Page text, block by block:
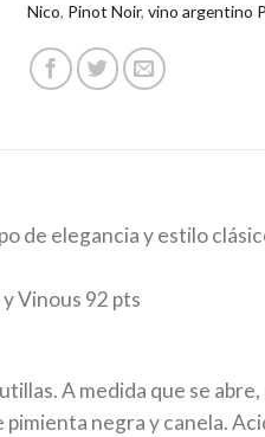
Nico, Pinot Noir,vino argentino
de elegancia y estilo
Vinous 92 pts
A medida que se
negra y canela.